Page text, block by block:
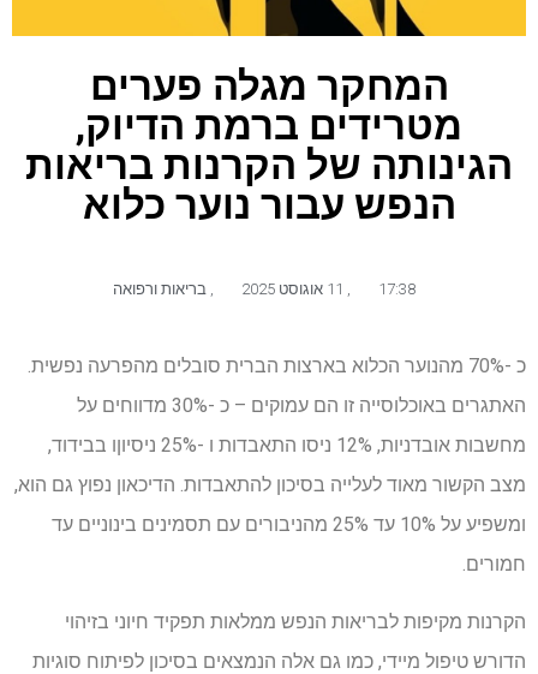
המחקר מגלה פערים
מטרידים ברמת הדיוק,
הגינותה של הקרנות בריאות
הנפש עבור נוער כלוא
17:38 בריאות ורפואה
כ -70% מהנוער הכלוא בארצות הברית סובלים מהפרעה נפשית.
האתגרים באוכלוסייה זו הם עמוקים – כ -30% מדווחים על
מחשבות אובדניות, 12% ניסו התאבדות ו -25% ניסיוןו בבידוד,
מצב הקשור מאוד לעלייה בסיכון להתאבדות. הדיכאון נפוץ גם הוא,
ומשפיע על 10% עד 25% מהניבורים עם תסמינים בינוניים עד
חמורים.
הקרנות מקיפות לבריאות הנפש ממלאות תפקיד חיוני בזיהוי
הדורש טיפול מיידי, כמו גם אלה הנמצאים בסיכון לפיתוח סוגיות